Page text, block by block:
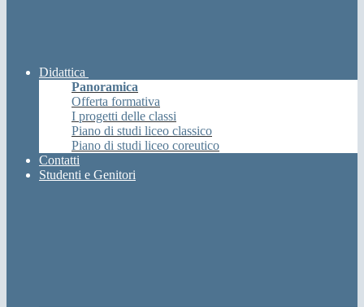
Didattica
Panoramica
Offerta formativa
I progetti delle classi
Piano di studi liceo classico
Piano di studi liceo coreutico
Contatti
Studenti e Genitori